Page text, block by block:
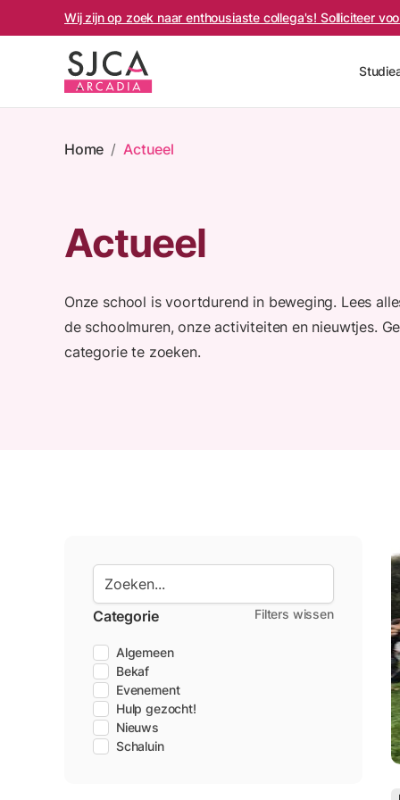
Wij zijn op zoek naar enthousiaste collega's! Solliciteer
Home / Actueel
Actueel
Onze school is voortdurend in beweging. Lees
de schoolmuren, onze activiteiten en nieuwtjes.
categorie te zoeken.
Categorie Filters wissen
Algemeen
Bekaf
Evenement
Hulp gezocht!
Nieuws
Schaluin